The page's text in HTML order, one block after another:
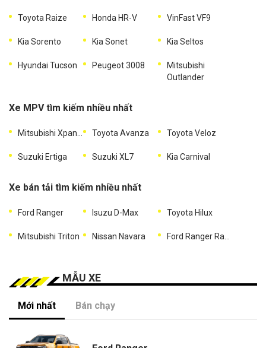
Toyota Raize Honda HR-V VinFast VF9
Kia Sorento Kia Sonet Kia Seltos
Hyundai Tucson Peugeot 3008
Mitsubishi
Outlander
Xe MPV tìm kiếm nhiều nhất
Toyota Avanza Toyota Veloz
Suzuki Ertiga Suzuki XL7 Kia Carnival
Xe bán tải tìm kiếm nhiều nhất
Ford Ranger Isuzu D-Max Toyota Hilux
Mitsubishi Triton Nissan Navara
MẪU XE
Mới nhất Bán chạy